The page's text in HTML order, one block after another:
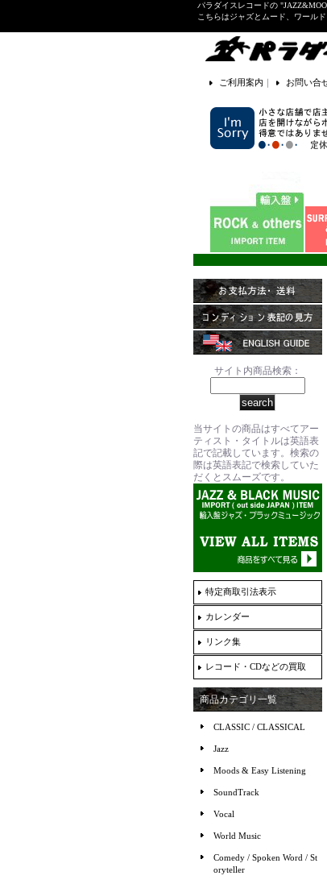
パラダイスレコードの
こちらはジャズとムード、ワール
ご利用案内 ｜ お問い合
サイト内商品検索：
当サイトの商品はすべてアー
ティスト・タイトルは英語表
記で記載しています。検索の
際は英語表記で検索していた
だくとスムーズです。
特定商取引法表示
カレンダー
リンク集
レコード・CDなどの買取
商品カテゴリ一覧
CLASSIC / CLASSICAL
Jazz
Moods & Easy Listening
SoundTrack
Vocal
World Music
Comedy / Spoken Word / St
oryteller